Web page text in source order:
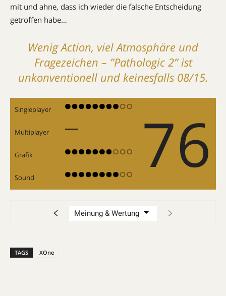
mit und ahne, dass ich wieder die falsche Entscheidung
getroffen habe…
Wenig Action, viel Atmosphäre und
Fragezeichen – ”Pathologic 2” ist
unkonventionell und keinesfalls 08/15.
Singleplayer 76
Multiplayer
Grafik
Sound
TAGS XOne